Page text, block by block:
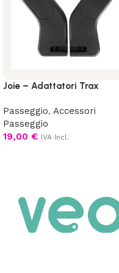
Joie – Adattatori Trax
Passeggio, Accessori
Passeggio
19,00 € IVA Incl.